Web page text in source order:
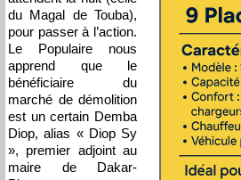
du Magal de Touba),
pour passer à l’action.
Le Populaire nous
apprend que le
bénéficiaire du
marché de démolition
est un certain Demba
Diop, alias « Diop Sy
», premier adjoint au
maire de Dakar-